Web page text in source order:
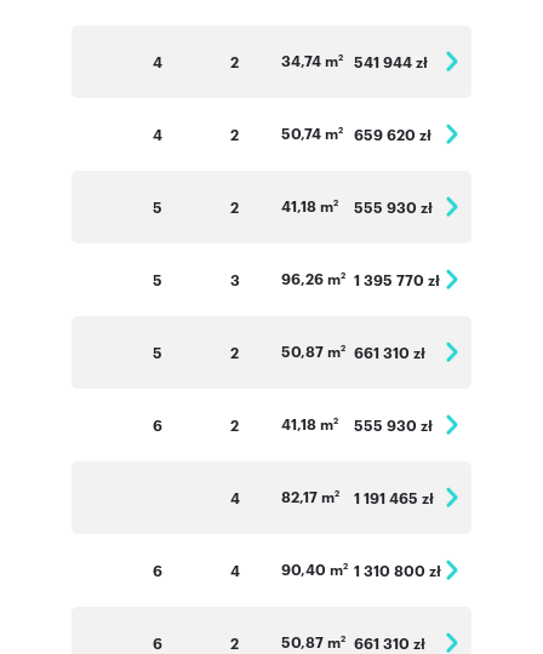
4 2 34,74 m2 541 944 zł
4 2 50,74 m2 659 620 zł
5 2 41,18 m2 555 930 zł
5 3 96,26 m2 1 395 770 zł
5 2 50,87 m2 661 310 zł
6 2 41,18 m2 555 930 zł
4 82,17 m2 1 191 465 zł
6 4 90,40 m2 1 310 800 zł
6 2 50,87 m2 661 310 zł